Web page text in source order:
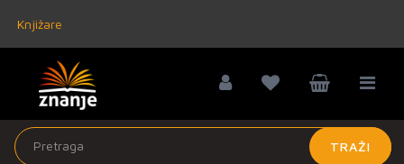
Knjižare
TRAŽI